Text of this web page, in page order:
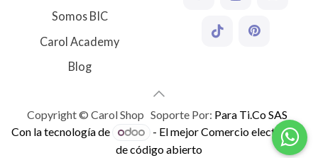
Somos BIC
Carol Academy
Blog
Copyright © Carol Shop Soporte Por: Para Ti.Co SAS
Con la tecnología de
- El mejorComercio electrónico
de código abierto